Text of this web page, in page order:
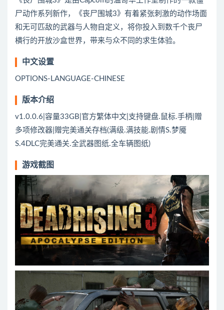
尸动作系列新作，《丧尸围城3》有着紧张刺激的动作场面
和无可匹敌的武器与人物自定义，将你投入到数千个丧尸
横行的开放沙盒世界，带来与众不同的求生体验。
中文设置
OPTIONS-LANGUAGE-CHINESE
版本介绍
v1.0.0.6|容量33GB|官方繁体中文|支持键盘.鼠标.手柄|赠
多项修改器|赠完美通关存档(满级.满技能.剧情S.梦魇
S.4DLC完美通关.全武器图纸.全车辆图纸)
游戏截图